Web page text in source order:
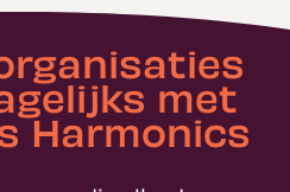
met
Harmonics